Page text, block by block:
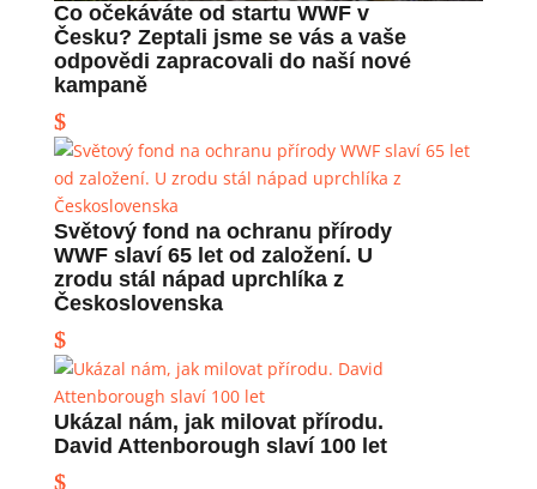
Co očekáváte od startu WWF v
Česku? Zeptali jsme se vás a vaše
odpovědi zapracovali do naší nové
kampaně
Světový fond na ochranu přírody
WWF slaví 65 let od založení. U
zrodu stál nápad uprchlíka z
Československa
Ukázal nám, jak milovat přírodu.
David Attenborough slaví 100 let